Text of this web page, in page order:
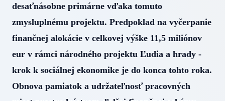
desaťnásobne primárne vďaka tomuto
zmysluplnému projektu. Predpoklad na vyčerpanie
finančnej alokácie v celkovej výške 11,5 miliónov
eur v rámci národného projektu Ľudia a hrady -
krok k sociálnej ekonomike je do konca tohto roka.
Obnova pamiatok a udržateľnosť pracovných